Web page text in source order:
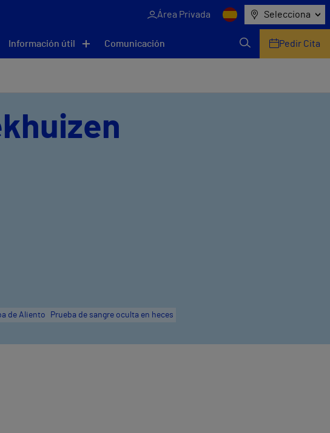
Área Privada Selecciona
Información útil Comunicación Pedir Cita
de Aliento Prueba de sangre oculta en heces